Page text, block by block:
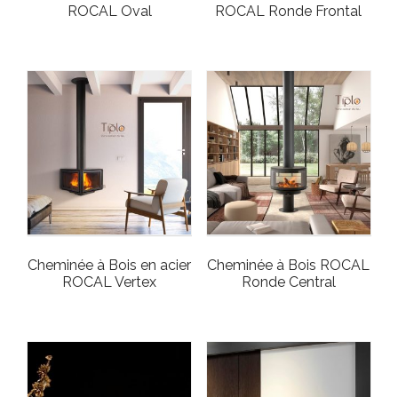
ROCAL Oval
ROCAL Ronde Frontal
Cheminée à Bois en acier
ROCAL Vertex
Cheminée à Bois ROCAL
Ronde Central